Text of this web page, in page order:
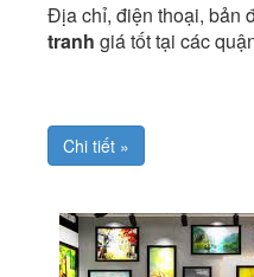
Địa chỉ, điện thoại, bản
tranh giá tốt tại các
Chi tiết »